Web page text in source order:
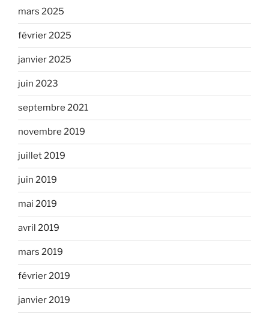
mars 2025
février 2025
janvier 2025
juin 2023
septembre 2021
novembre 2019
juillet 2019
juin 2019
mai 2019
avril 2019
mars 2019
février 2019
janvier 2019